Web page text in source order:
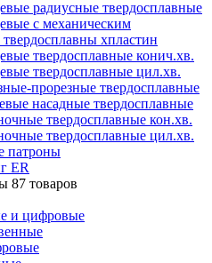
радиусные твердосплавные
с механическим
хпластин
твердосплавные конич.хв.
твердосплавные цил.хв.
прорезные твердосплавные
насадные твердосплавные
твердосплавные кон.хв.
твердосплавные цил.хв.
патроны
ER
87 товаров
и цифровые